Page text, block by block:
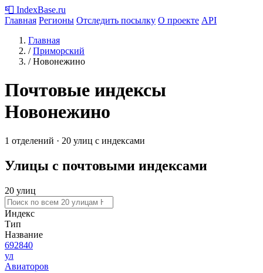
📮 IndexBase.ru
Главная Регионы Отследить посылку О проекте API
Главная
/ Приморский
/ Новонежино
Почтовые индексы
Новонежино
1 отделений · 20 улиц с индексами
Улицы с почтовыми индексами
20 улиц
Индекс
Тип
Название
692840
ул
Авиаторов